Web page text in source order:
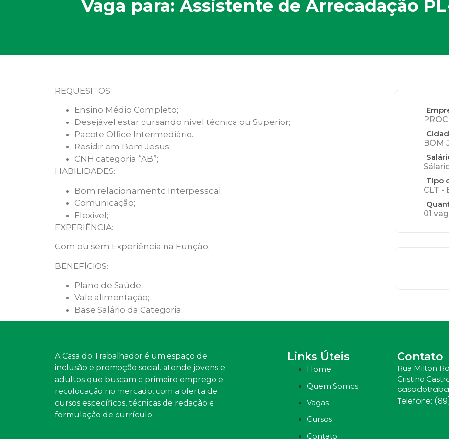
Vaga para: Assistente de Arrecadação
REQUESITOS:
Ensino Médio Completo;
Desejável estar cursando nível técnica ou Superior;
Pacote Office Intermediário.;
Residir em Bom Jesus;
CNH categoria “AB”;
HABILIDADES:
Bom relacionamento Interpessoal;
Comunicação;
Flexível;
EXPERIÊNCIA:
Com ou sem Experiência na Função;
BENEFÍCIOS:
Plano de Saúde;
Vale alimentação;
Base Salário da Categoria;
BOM
Tipo
CLT -
01
A Casa do Trabalhador é um espaço de
inclusão e promoção social. atende jovens e
adultos que buscam o primeiro emprego e
recolocação no mercado, com a oferta de
cursos específicos, técnicas de redação e
formulação de currículo.
Links Úteis
Home
Quem Somos
Vagas
Cursos
Contato
Contato
Rua Milton
Cristino
Telefone: